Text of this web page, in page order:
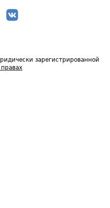
зарегистрированной